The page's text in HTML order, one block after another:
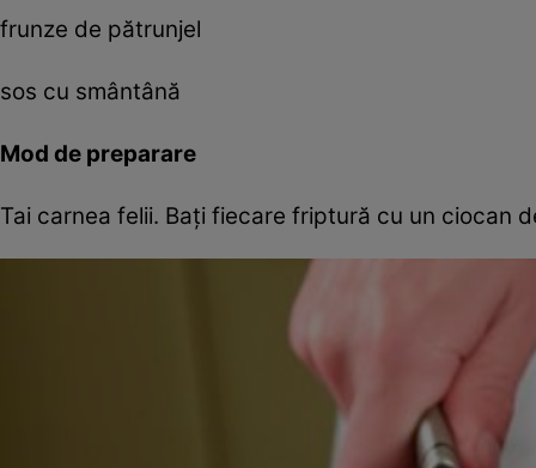
frunze de pătrunjel
sos cu smântână
Mod de preparare
Tai carnea felii. Baţi fiecare friptură cu un ciocan